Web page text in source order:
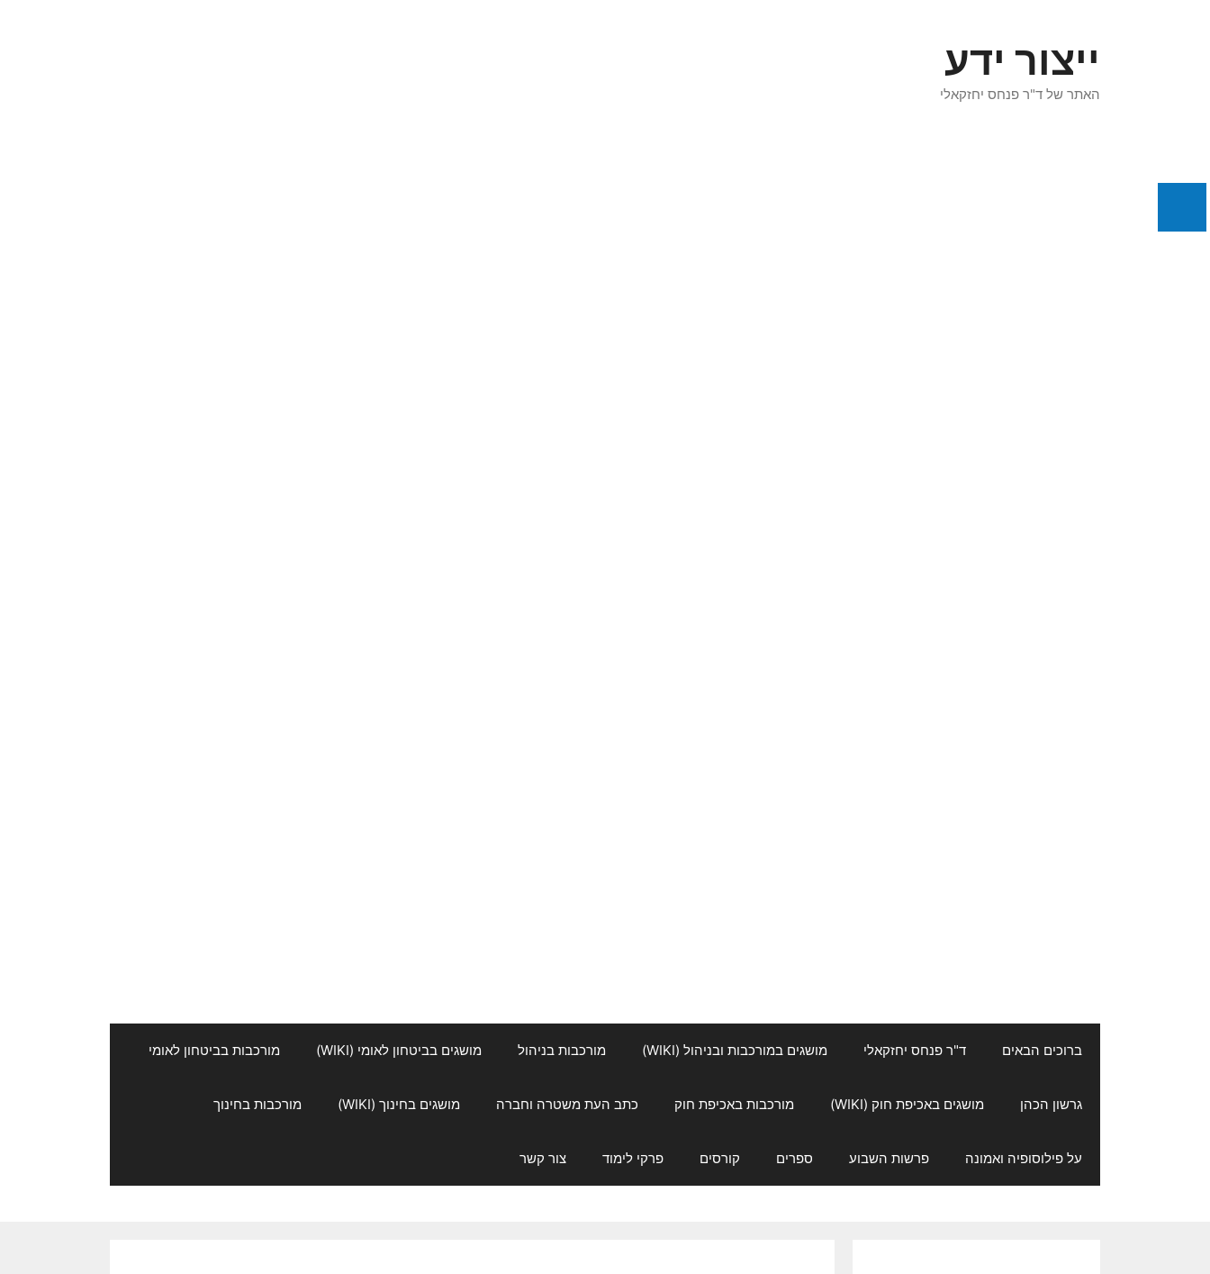
ייצור ידע
האתר של ד"ר פנחס יחזקאלי
ברוכים הבאים ד"ר פנחס יחזקאלי מושגים במורכבות ובניהול (WIKI) מורכבות בניהול מושגים בביטחון לאומי (WIKI) מורכבות בביטחון לאומי
גרשון הכהן מושגים באכיפת חוק (WIKI) מורכבות באכיפת חוק כתב העת משטרה וחברה מושגים בחינוך (WIKI) מורכבות בחינוך
על פילוסופיה ואמונה פרשות השבוע ספרים קורסים פרקי לימוד צור קשר